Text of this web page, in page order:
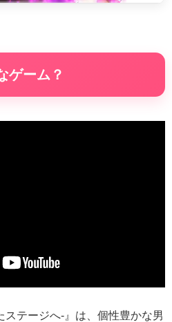
ゲーム？
ステージへ-』は、個性豊かな男